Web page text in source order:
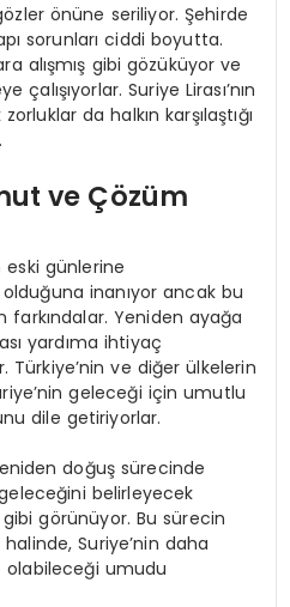
önüne seriliyor. Şehirde
sorunları ciddi boyutta.
alışmış gibi gözüküyor ve
Suriye Lirası’nın
da halkın karşılaştığı
ve Çözüm
eski günlerine
inanıyor ancak bu
farkındalar. Yeniden ayağa
yardıma ihtiyaç
Türkiye’nin ve diğer ülkelerin
geleceği için umutlu
dile getiriyorlar.
doğuş sürecinde
belirleyecek
görünüyor. Bu sürecin
Suriye’nin daha
olabileceği umudu